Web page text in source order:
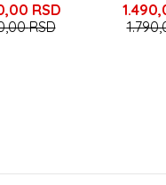
RSD
RSD